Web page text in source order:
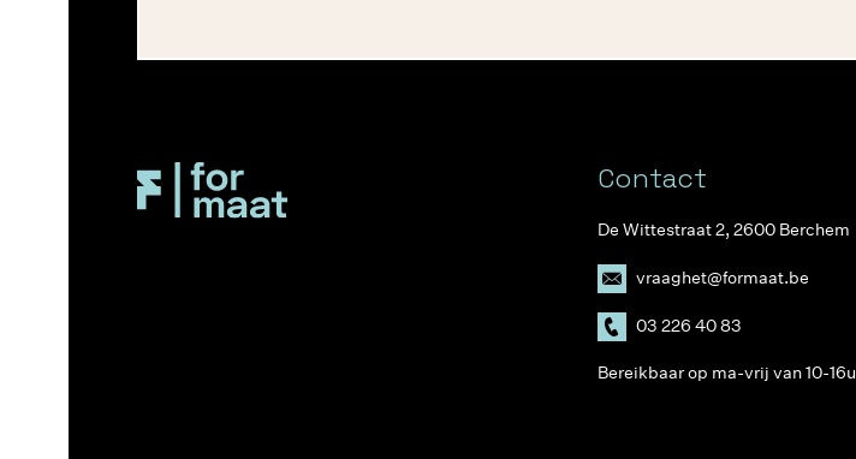
Contact
De Wittestraat 2, 2600 Berchem
vraaghet@formaat.be
03 226 40 83
Bereikbaar op ma-vrij van 10-16u